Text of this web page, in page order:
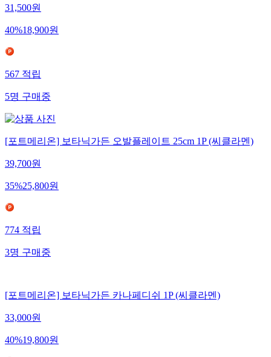
31,500원
40%18,900원
567 적립
5명 구매중
[포트메리온] 보타닉가든 오발플레이트 25cm 1P (씨클라멘)
39,700원
35%25,800원
774 적립
3명 구매중
[포트메리온] 보타닉가든 카나페디쉬 1P (씨클라멘)
33,000원
40%19,800원